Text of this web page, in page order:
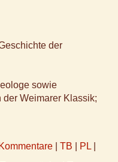
der
sowie
Weimarer Klassik;
Kommentare TB PL